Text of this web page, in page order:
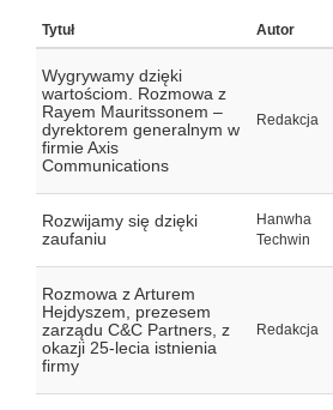
Tytuł Autor
Wygrywamy dzięki
wartościom. Rozmowa z
Rayem Mauritssonem –
dyrektorem generalnym w
firmie Axis
Communications
Redakcja
Rozwijamy się dzięki
zaufaniu
Hanwha
Techwin
Rozmowa z Arturem
Hejdyszem, prezesem
zarządu C&C Partners, z
okazji 25-lecia istnienia
firmy
Redakcja